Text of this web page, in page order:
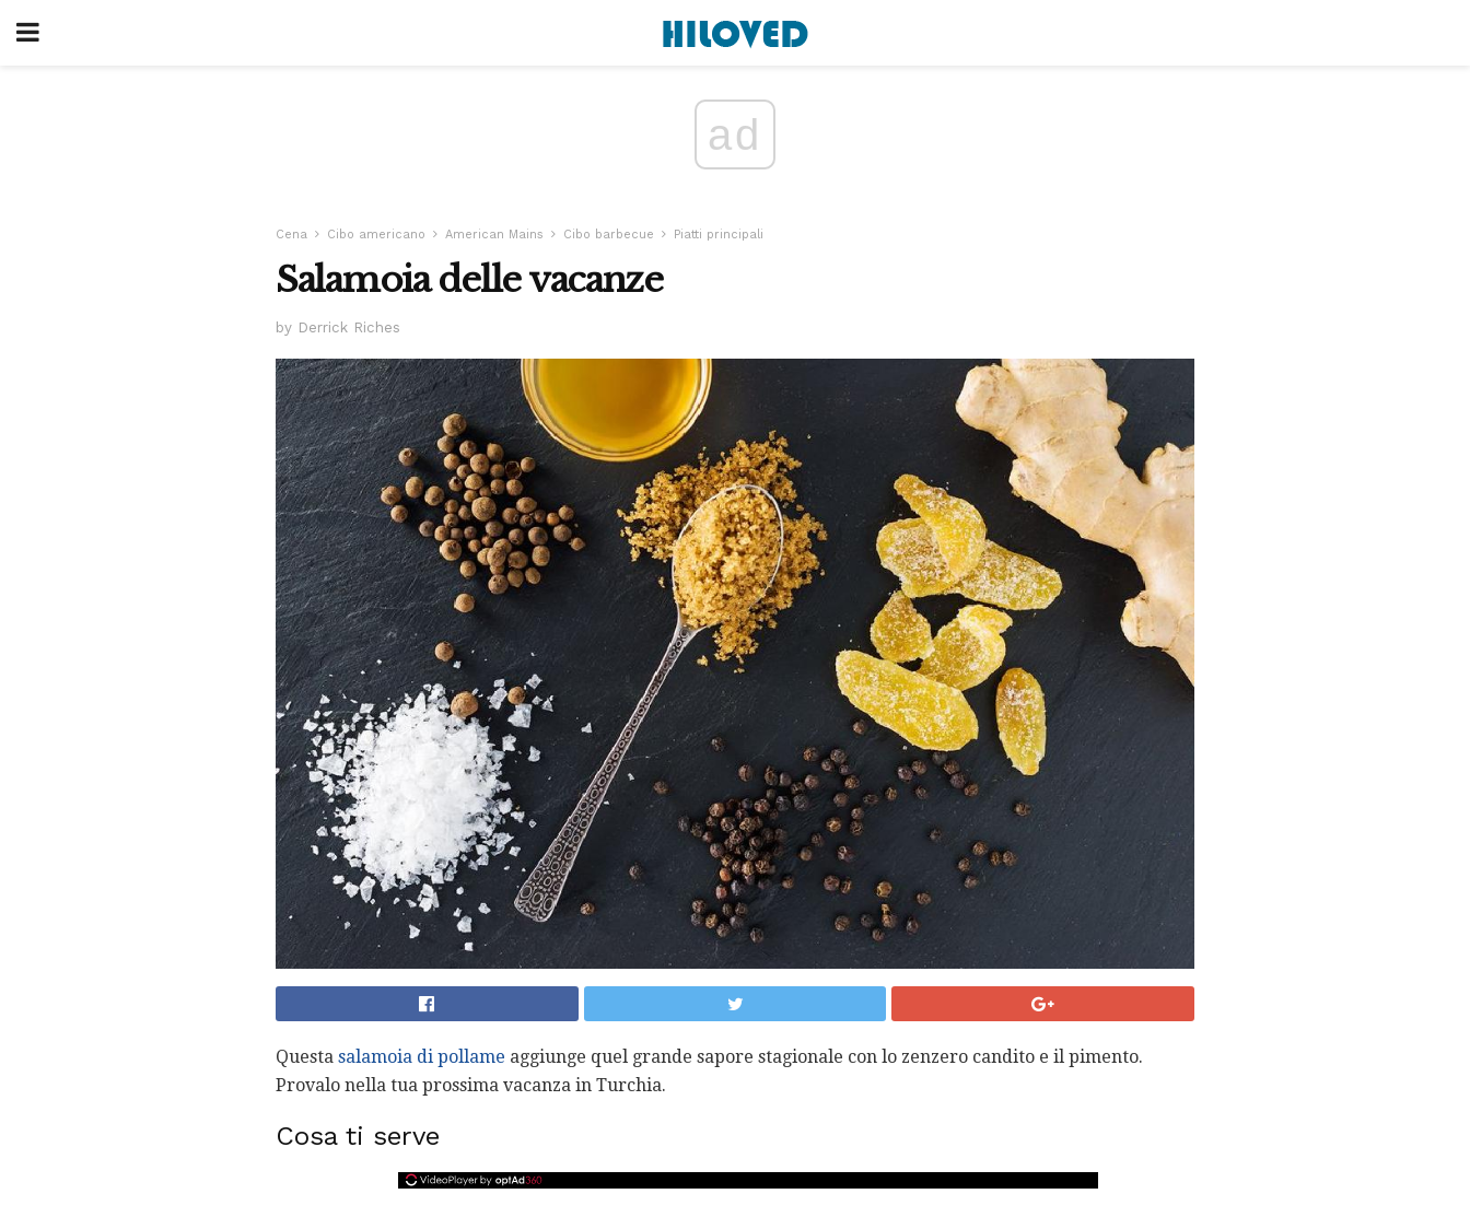
ad
Cena Cibo americano American Mains Cibo barbecue Piatti principali
Salamoia delle vacanze
by Derrick Riches
Questa salamoia di pollame aggiunge quel grande sapore stagionale con lo zenzero candito e il pimento.
Provalo nella tua prossima vacanza in Turchia.
Cosa ti serve